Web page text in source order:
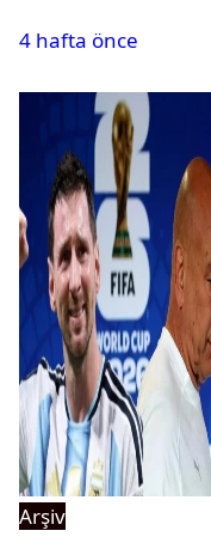
4 hafta önce
Arşiv